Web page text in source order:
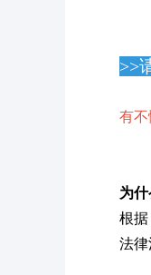
>>
有
为
根
法